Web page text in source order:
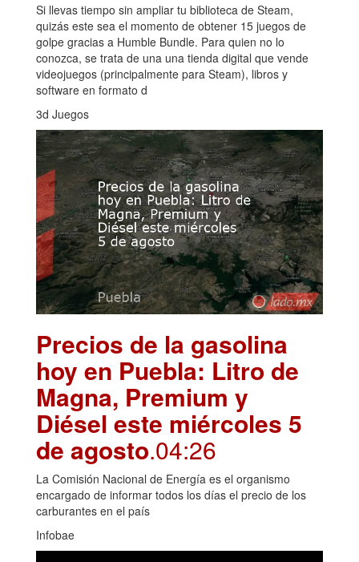
Si llevas tiempo sin ampliar tu biblioteca de Steam,
quizás este sea el momento de obtener 15 juegos de
golpe gracias a Humble Bundle. Para quien no lo
conozca, se trata de una una tienda digital que vende
videojuegos (principalmente para Steam), libros y
software en formato d
3d Juegos
Precios de la gasolina
hoy en Puebla: Litro de
Magna, Premium y
Diésel este miércoles 5
de agosto.04:26
La Comisión Nacional de Energía es el organismo
encargado de informar todos los días el precio de los
carburantes en el país
Infobae